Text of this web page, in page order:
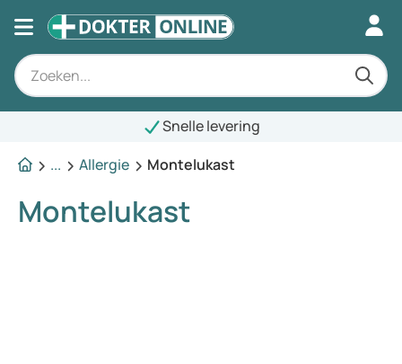
Snelle levering
...
Allergie Montelukast
Montelukast